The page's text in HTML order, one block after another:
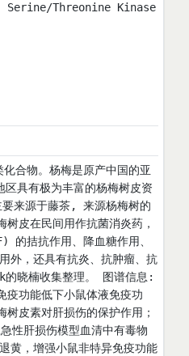
Threonine Kinase
合物。杨梅是原产中国的亚
具有极为丰富的杨梅树皮资
来源于藤茶, 来源杨梅树的
皮在民间用作抗菌消炎药，
的拮抗作用、降血糖作用、
外，还具有抗炎、抗肿瘤、抗
的晓楠收集整理。 图谱信息:
功能低下小鼠体液免疫功
皮素对肝损伤的保护作用；
性肝损伤模型血清中有毒物
黄，增强小鼠非特异免疫功能